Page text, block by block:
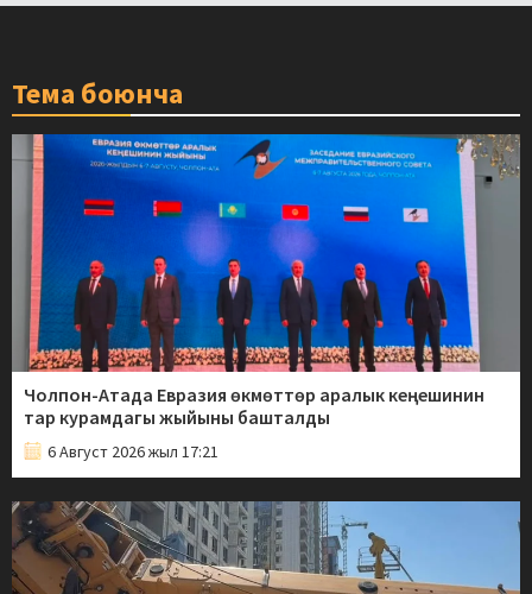
Тема боюнча
Чолпон-Атада Евразия өкмөттөр аралык кеңешинин
тар курамдагы жыйыны башталды
6 Август 2026 жыл 17:21